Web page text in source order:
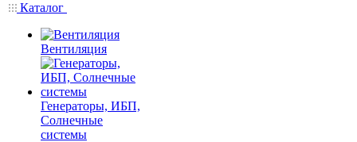
Каталог
Вентиляция
Генераторы, ИБП,
Солнечные
системы